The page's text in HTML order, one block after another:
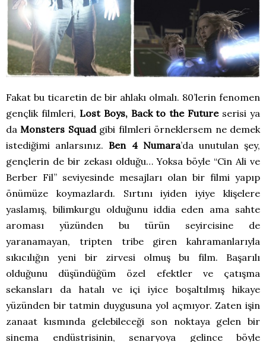
Fakat bu ticaretin de bir ahlakı olmalı. 80’lerin fenomen
gençlik filmleri, Lost Boys, Back to the Futureserisi ya
da Monsters Squadgibi filmleri örneklersem ne demek
istediğimi anlarsınız. Ben 4 Numara’da unutulan şey,
gençlerin de bir zekası olduğu… Yoksa böyle “Cin Ali ve
Berber Fil” seviyesinde mesajları olan bir filmi yapıp
önümüze koymazlardı. Sırtını iyiden iyiye klişelere
yaslamış, bilimkurgu olduğunu iddia eden ama sahte
aroması yüzünden bu türün seyircisine de
yaranamayan, tripten tribe giren kahramanlarıyla
sıkıcılığın yeni bir zirvesi olmuş bu film. Başarılı
olduğunu düşündüğüm özel efektler ve çatışma
sekansları da hatalı ve içi iyice boşaltılmış hikaye
yüzünden bir tatmin duygusuna yol açmıyor. Zaten işin
zanaat kısmında gelebileceği son noktaya gelen bir
sinema endüstrisinin, senaryoya gelince böyle